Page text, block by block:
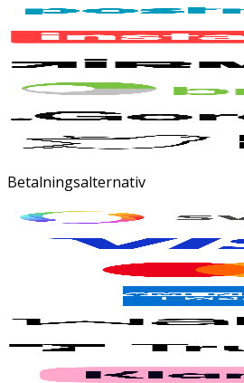
Betalningsalternativ